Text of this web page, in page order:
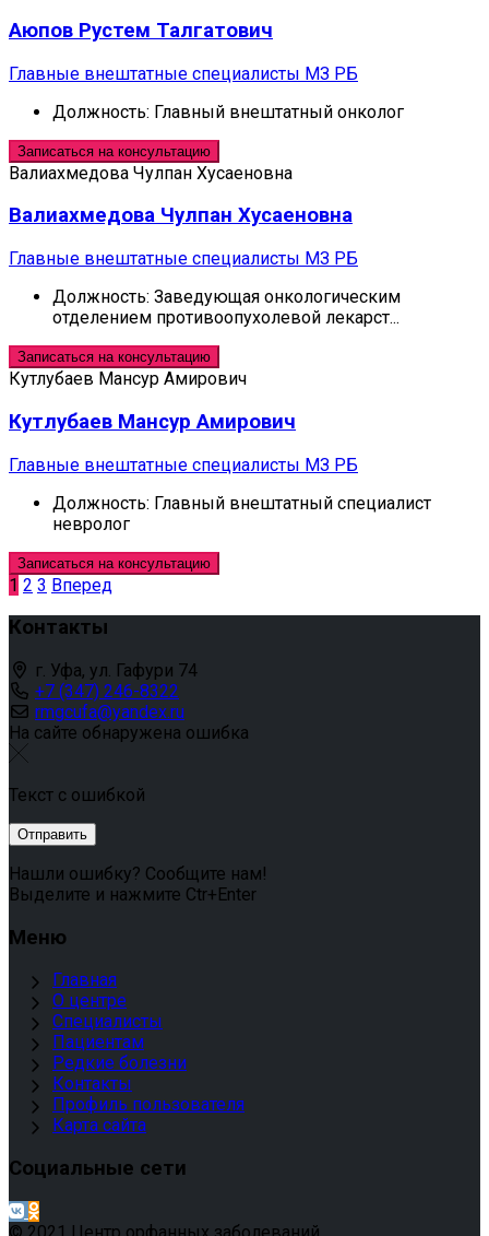
Аюпов Рустем Талгатович
Главные внештатные специалисты МЗ РБ
Должность: Главный внештатный онколог
Записаться на консультацию
Валиахмедова Чулпан Хусаеновна
Валиахмедова Чулпан Хусаеновна
Главные внештатные специалисты МЗ РБ
Должность: Заведующая онкологическим
отделением противоопухолевой лекарст...
Записаться на консультацию
Кутлубаев Мансур Амирович
Кутлубаев Мансур Амирович
Главные внештатные специалисты МЗ РБ
Должность: Главный внештатный специалист
невролог
Записаться на консультацию
1 2 3 Вперед
Контакты
г. Уфа, ул. Гафури 74
+7 (347) 246-8322
rmgcufa@yandex.ru
На сайте обнаружена ошибка
Текст с ошибкой
Нашли ошибку? Сообщите нам!
Выделите и нажмите Ctr+Enter
Меню
Главная
О центре
Специалисты
Пациентам
Редкие болезни
Контакты
Профиль пользователя
Карта сайта
Социальные сети